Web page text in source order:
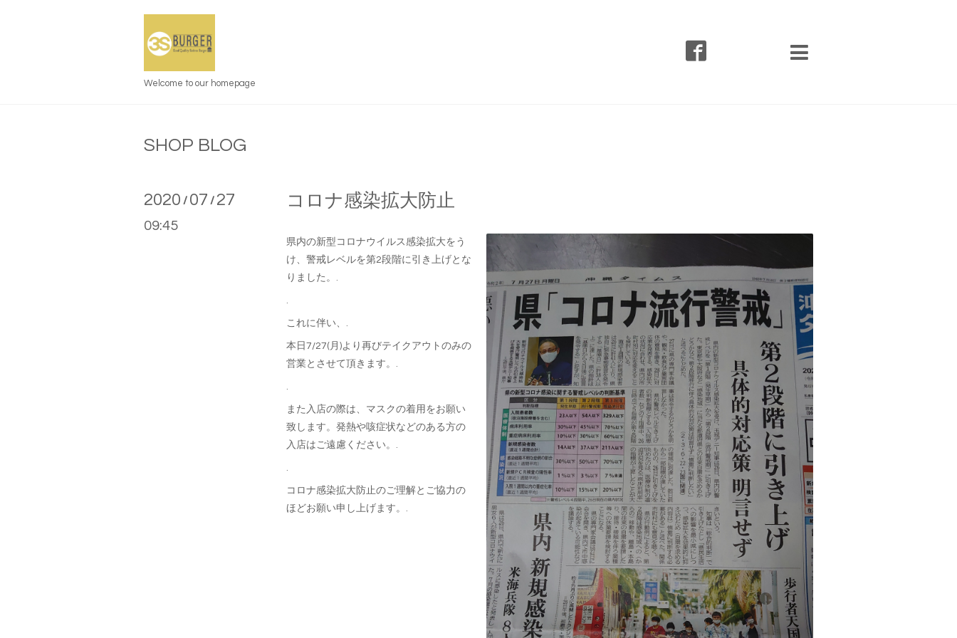
Welcome to our homepage
SHOP BLOG
2020 / 07 / 27
09:45
コロナ感染拡大防止
県内の新型コロナウイルス感染拡大をう
け、警戒レベルを第2段階に引き上げとな
りました。.
.
これに伴い、.
本日7/27(月)より再びテイクアウトのみの
営業とさせて頂きます。.
.
また入店の際は、マスクの着用をお願い
致します。発熱や咳症状などのある方の
入店はご遠慮ください。.
.
コロナ感染拡大防止のご理解とご協力の
ほどお願い申し上げます。.